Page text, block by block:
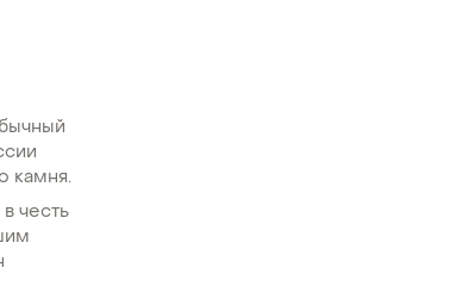
камня.
честь